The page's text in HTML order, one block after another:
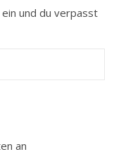
und du verpasst
an